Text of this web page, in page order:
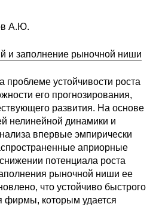
А.Ю.
и заполнение рыночной ниши
проблеме устойчивости роста
его прогнозирования,
развития. На основе
нелинейной динамики и
впервые эмпирически
априорные
потенциала роста
рыночной ниши ее
что устойчиво быстрого
фирмы, которым удается